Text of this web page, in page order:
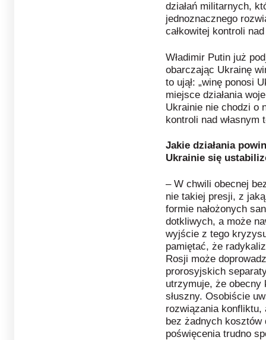
działań militarnych,
jednoznacznego
całkowitej kontroli
Władimir Putin już
obarczając Ukrainę
to ujął: „winę ponosi
miejsce działania
Ukrainie nie chodzi o
kontroli nad własnym
Jakie działania
Ukrainie się
– W chwili obecnej
nie takiej presji, z
formie nałożonych
dotkliwych, a może
wyjście z tego
pamiętać, że
Rosji może
prorosyjskich
utrzymuje, że obecny
słuszny. Osobiście
rozwiązania konfliktu,
bez żadnych kosztów
poświęcenia trudno